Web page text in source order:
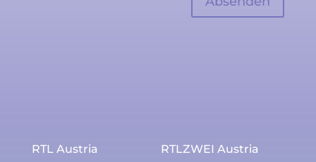
RTL Austria
RTLZWEI Austria